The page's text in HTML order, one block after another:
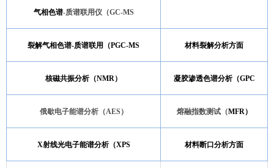
气相色谱-质谱联用仪（GC-MS
裂解气相色谱-质谱联用（PGC-MS 材料裂解分析方面
核磁共振分析（NMR） 凝胶渗透色谱分析（GPC
俄歇电子能谱分析（AES） 熔融指数测试（MFR）
X射线光电子能谱分析（XPS 材料断口分析方面